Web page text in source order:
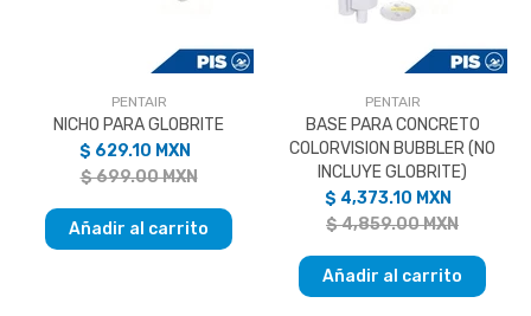
PENTAIR
NICHO PARA GLOBRITE
$ 629.10 MXN
$ 699.00 MXN
Añadir al carrito
PENTAIR
BASE PARA CONCRETO
COLORVISION BUBBLER (NO
INCLUYE GLOBRITE)
$ 4,373.10 MXN
$ 4,859.00 MXN
Añadir al carrito